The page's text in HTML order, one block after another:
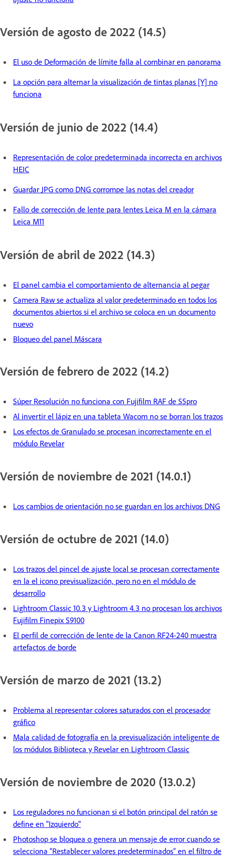
Versión de agosto de 2022 (14.5)
El uso de Deformación de límite falla al combinar en panorama
La opción para alternar la visualización de tintas planas [Y] no
funciona
Versión de junio de 2022 (14.4)
Representación de color predeterminada incorrecta en archivos
HEIC
Guardar JPG como DNG corrompe las notas del creador
Fallo de corrección de lente para lentes Leica M en la cámara
Leica M11
Versión de abril de 2022 (14.3)
El panel cambia el comportamiento de alternancia al pegar
Camera Raw se actualiza al valor predeterminado en todos los
documentos abiertos si el archivo se coloca en un documento
nuevo
Bloqueo del panel Máscara
Versión de febrero de 2022 (14.2)
Súper Resolución no funciona con Fujifilm RAF de S5pro
Al invertir el lápiz en una tableta Wacom no se borran los trazos
Los efectos de Granulado se procesan incorrectamente en el
módulo Revelar
Versión de noviembre de 2021 (14.0.1)
Los cambios de orientación no se guardan en los archivos DNG
Versión de octubre de 2021 (14.0)
Los trazos del pincel de ajuste local se procesan correctamente
en la el icono previsualización, pero no en el módulo de
desarrollo
Lightroom Classic 10.3 y Lightroom 4.3 no procesan los archivos
Fujifilm Finepix S9100
El perfil de corrección de lente de la Canon RF24-240 muestra
artefactos de borde
Versión de marzo de 2021 (13.2)
Problema al representar colores saturados con el procesador
gráfico
Mala calidad de fotografía en la previsualización inteligente de
los módulos Biblioteca y Revelar en Lightroom Classic
Versión de noviembre de 2020 (13.0.2)
Los reguladores no funcionan si el botón principal del ratón se
define en "Izquierdo"
Photoshop se bloquea o genera un mensaje de error cuando se
selecciona “Restablecer valores predeterminados” en el filtro de